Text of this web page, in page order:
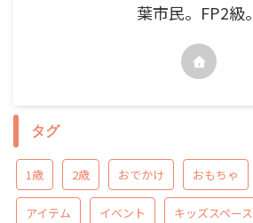
葉市民。FP2級。
タグ
1歳 2歳 おでかけ おもちゃ
アイテム イベント キッズスペース